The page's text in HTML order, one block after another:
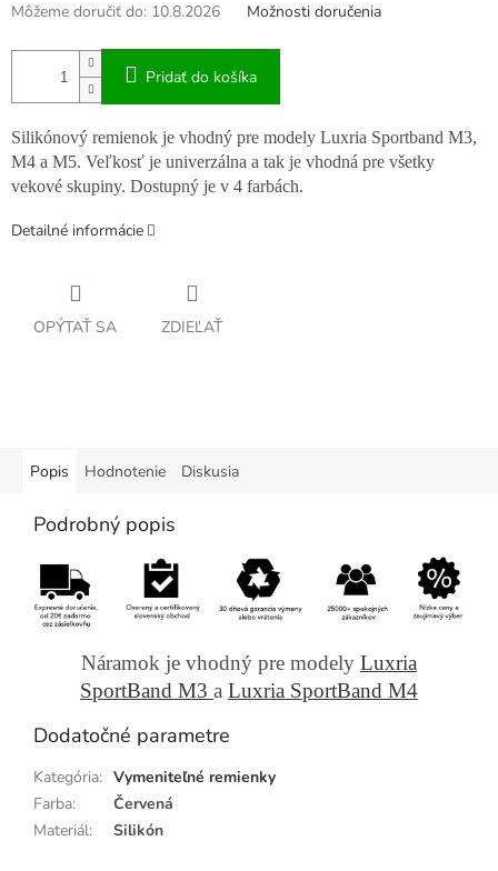
Môžeme doručiť do: 10.8.2026 Možnosti doručenia
Pridať do košíka
Silikónový remienok je vhodný pre modely Luxria Sportband M3,
M4 a M5. Veľkosť je univerzálna a tak je vhodná pre všetky
vekové skupiny. Dostupný je v 4 farbách.
Detailné informácie
OPÝTAŤ SA ZDIEĽAŤ
Popis Hodnotenie Diskusia
Podrobný popis
Náramok je vhodný pre modely Luxria
SportBand M3 a Luxria SportBand M4
Dodatočné parametre
Kategória: Vymeniteľné remienky
Farba:
Červená
Materiál: Silikón